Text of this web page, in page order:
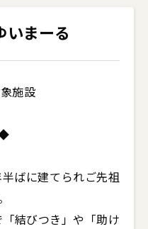
いまーる
施設
◆
ばに建てられご先祖
結びつき」や「助け